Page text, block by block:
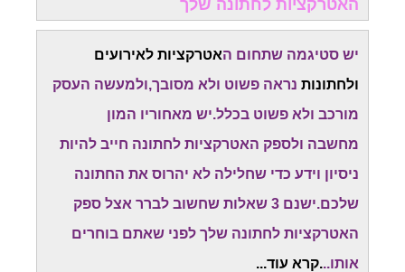
האטרקציות לחתונה שלך
יש סטיגמה שתחום האטרקציות לאירועים
ולחתונות נראה פשוט ולא מסובך,ולמעשה העסק
מורכב ולא פשוט בכלל.יש מאחוריו המון
מחשבה ולספק האטרקציות לחתונה חייב להיות
ניסיון וידע כדי שחלילה לא יהרוס את החתונה
שלכם.
ישנם 3 שאלות שחשוב לברר אצל ספק
האטרקציות לחתונה שלך לפני שאתם בוחרים
אותו...קרא עוד...